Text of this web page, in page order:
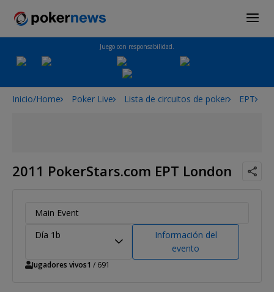
Juego con responsabilidad.
Inicio/Home Poker Live Lista de circuitos de poker EPT
2011 PokerStars.com EPT London
Main Event
Día 1b
Información del
evento
Jugadores vivos1 / 691